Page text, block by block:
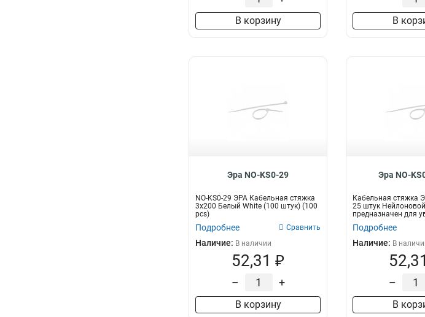
В корзину В
Эра NO-KS0-29
NO-KS0-29 ЭРА Кабельная стяжка
3x200 Белый White (100 штук) (100
pcs)
Подробнее Сравнить
Наличие: В наличии
52,31 ₽
– +
В корзину
Эра NO-
Кабельная стяжка
25 штук
предназначен для
Подробнее
Наличие: В
–
В